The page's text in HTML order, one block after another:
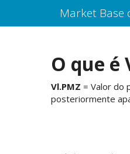
Market Base
O que é
Vl.PMZ = Valor do
posteriormente